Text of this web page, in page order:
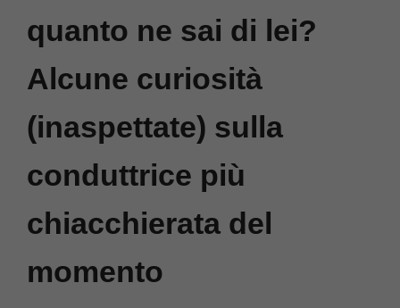
quanto ne sai di lei?
Alcune curiosità
(inaspettate) sulla
conduttrice più
chiacchierata del
momento